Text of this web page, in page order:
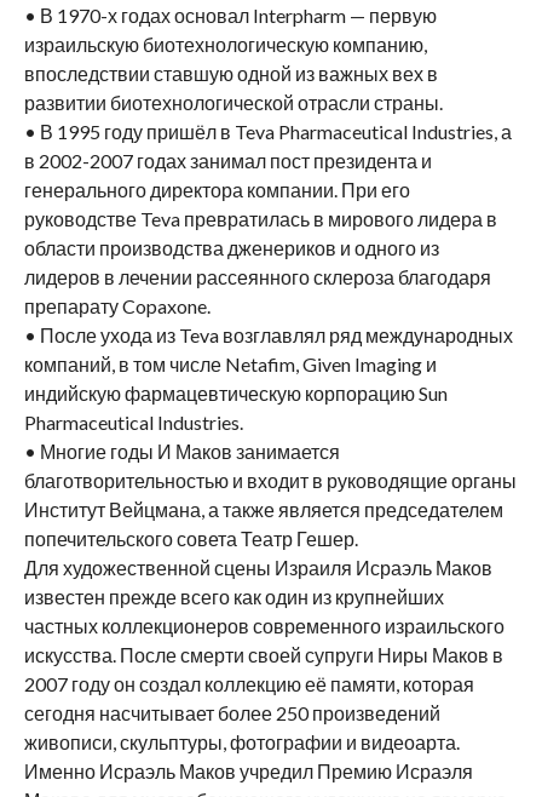
• В 1970-х годах основал Interpharm — первую
израильскую биотехнологическую компанию,
впоследствии ставшую одной из важных вех в
развитии биотехнологической отрасли страны.
• В 1995 году пришёл в Teva Pharmaceutical Industries, а
в 2002-2007 годах занимал пост президента и
генерального директора компании. При его
руководстве Teva превратилась в мирового лидера в
области производства дженериков и одного из
лидеров в лечении рассеянного склероза благодаря
препарату Copaxone.
• После ухода из Teva возглавлял ряд международных
компаний, в том числе Netafim, Given Imaging и
индийскую фармацевтическую корпорацию Sun
Pharmaceutical Industries.
• Многие годы И Маков занимается
благотворительностью и входит в руководящие органы
Институт Вейцмана, а также является председателем
попечительского совета Театр Гешер.
Для художественной сцены Израиля Исраэль Маков
известен прежде всего как один из крупнейших
частных коллекционеров современного израильского
искусства. После смерти своей супруги Ниры Маков в
2007 году он создал коллекцию её памяти, которая
сегодня насчитывает более 250 произведений
живописи, скульптуры, фотографии и видеоарта.
Именно Исраэль Маков учредил Премию Исраэля